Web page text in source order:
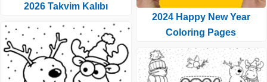
2026 Takvim Kalıbı
2024 Happy New Year
Coloring Pages